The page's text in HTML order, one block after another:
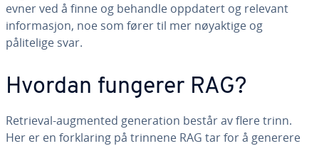
evner ved å finne og behandle oppdatert og relevant
informasjon, noe som fører til mer nøyaktige og
pålitelige svar.
Hvordan fungerer RAG?
Retrieval-augmented generation består av flere trinn.
Her er en forklaring på trinnene RAG tar for å generere